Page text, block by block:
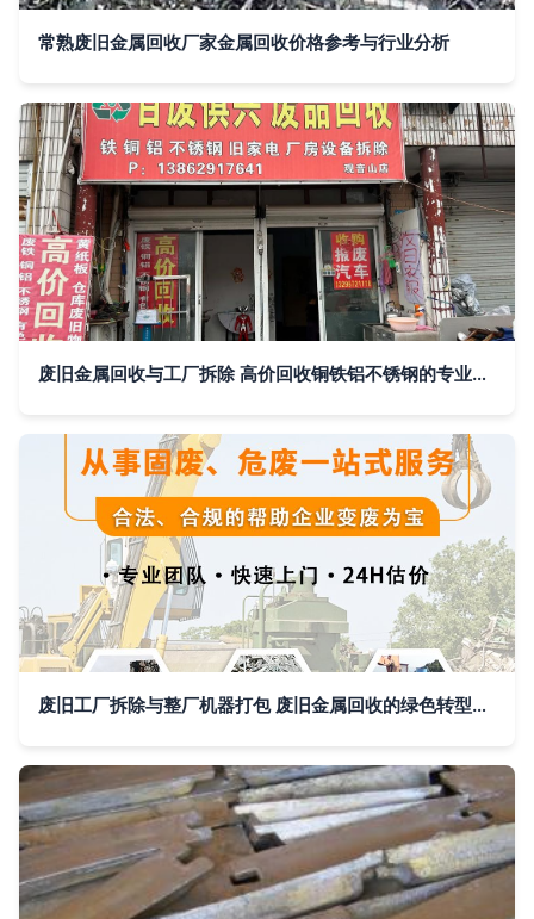
常熟废旧金属回收厂家金属回收价格参考与行业分析
废旧金属回收与工厂拆除 高价回收铜铁铝不锈钢的专业之道
废旧工厂拆除与整厂机器打包 废旧金属回收的绿色转型之路